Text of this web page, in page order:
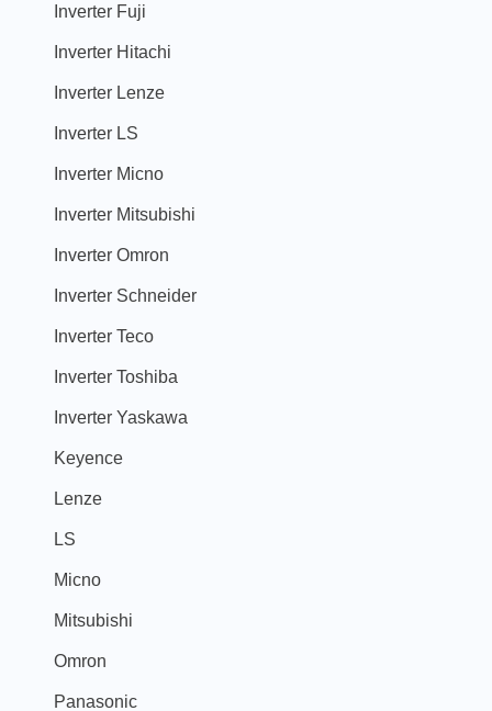
Inverter Fuji
Inverter Hitachi
Inverter Lenze
Inverter LS
Inverter Micno
Inverter Mitsubishi
Inverter Omron
Inverter Schneider
Inverter Teco
Inverter Toshiba
Inverter Yaskawa
Keyence
Lenze
LS
Micno
Mitsubishi
Omron
Panasonic